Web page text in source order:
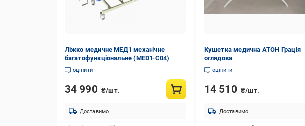
Ліжко медичне МЕД1 механічне
багатофункціональне (MED1-С04)
оцінити
34 990 ₴/шт.
Доставимо
Кушетка медична АТОН Грація
оглядова
оцінити
14 510 ₴/шт.
Доставимо